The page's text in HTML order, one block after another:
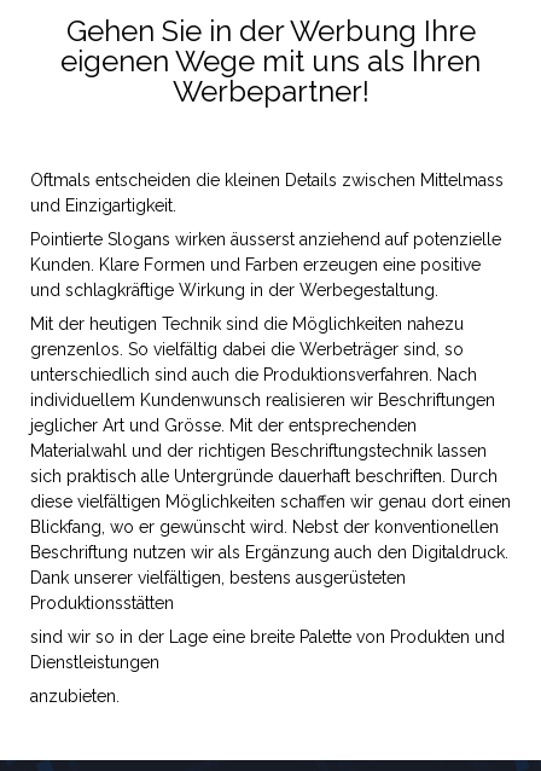
Gehen Sie in der Werbung Ihre
eigenen Wege mit uns als Ihren
Werbepartner!
Oftmals entscheiden die kleinen Details zwischen Mittelmass
und Einzigartigkeit.
Pointierte Slogans wirken äusserst anziehend auf potenzielle
Kunden. Klare Formen und Farben erzeugen eine positive
und schlagkräftige Wirkung in der Werbegestaltung.
Mit der heutigen Technik sind die Möglichkeiten nahezu
grenzenlos. So vielfältig dabei die Werbeträger sind, so
unterschiedlich sind auch die Produktionsverfahren. Nach
individuellem Kundenwunsch realisieren wir Beschriftungen
jeglicher Art und Grösse. Mit der entsprechenden
Materialwahl und der richtigen Beschriftungstechnik lassen
sich praktisch alle Untergründe dauerhaft beschriften. Durch
diese vielfältigen Möglichkeiten schaffen wir genau dort einen
Blickfang, wo er gewünscht wird. Nebst der konventionellen
Beschriftung nutzen wir als Ergänzung auch den Digitaldruck.
Dank unserer vielfältigen, bestens ausgerüsteten
Produktionsstätten
sind wir so in der Lage eine breite Palette von Produkten und
Dienstleistungen
anzubieten.